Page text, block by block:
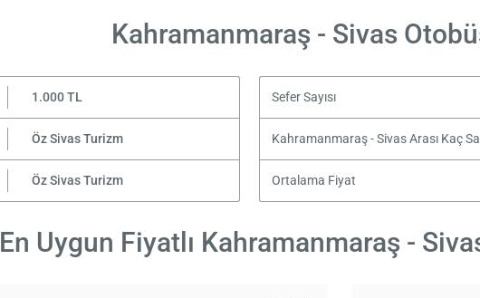
Kahramanmaraş - Sivas
1.000 TL Sefer Sayısı
Öz Sivas Turizm Kahramanmaraş - Sivas Arası Kaç
Öz Sivas Turizm Ortalama Fiyat
En Uygun Fiyatlı Kahramanmaraş -